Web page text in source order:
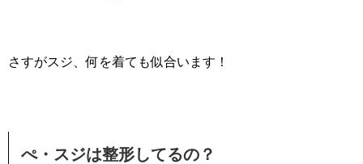
さすがスジ、何を着ても似合います！
ぺ・スジは整形してるの？